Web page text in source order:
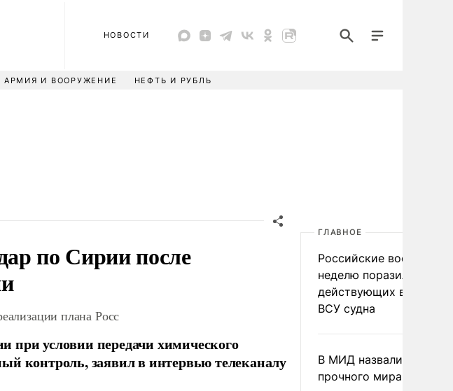
НОВОСТИ
АРМИЯ И ВООРУЖЕНИЕ НЕФТЬ И РУБЛЬ
по Сирии после
плана Росс
условии передачи химического
контроль, заявил в интервью телеканалу
ГЛАВНОЕ
Российские военные за
неделю поразили 34
действующих в
ВСУ судна
В МИД назвали условия
прочного мира на